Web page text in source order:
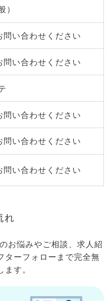
）
問い合わせください
問い合わせください
問い合わせください
問い合わせください
問い合わせください
れ
お悩みやご相談、求人紹
ターフォローまで完全無
す。